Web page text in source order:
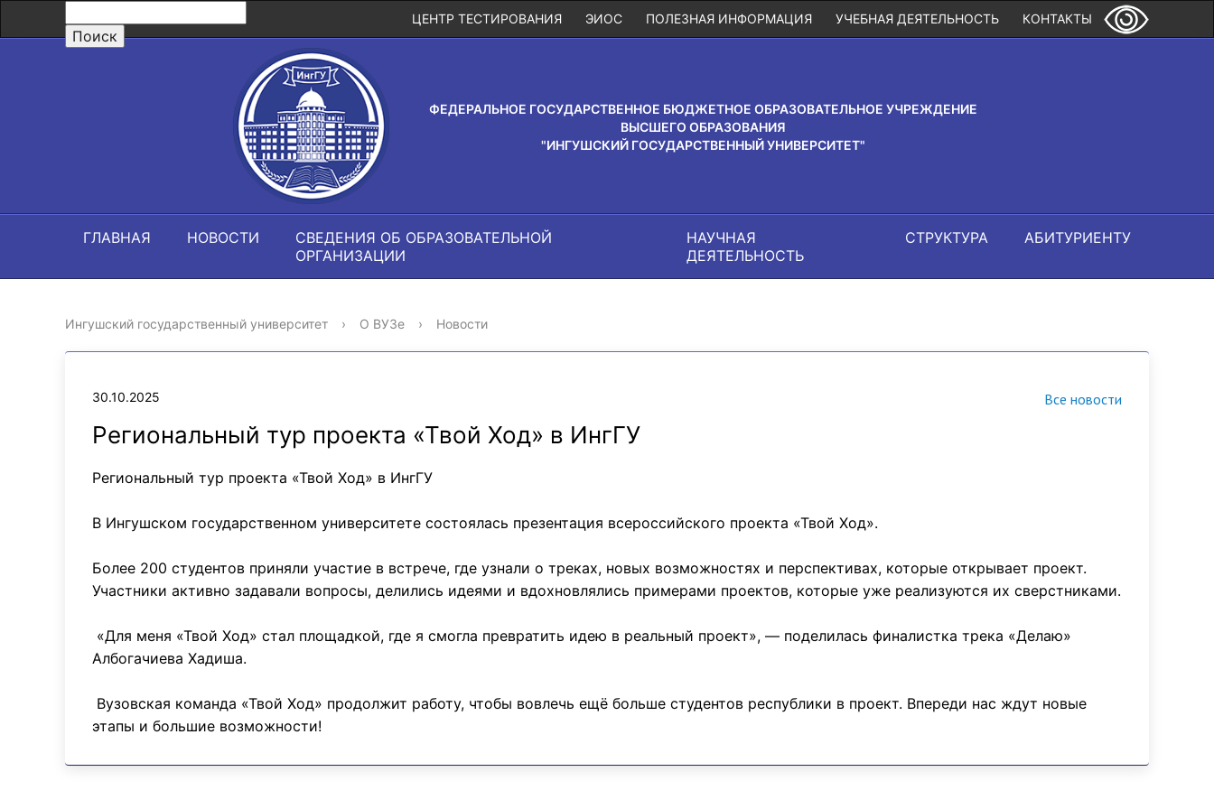
КОНТАКТЫ
УЧЕБНАЯ ДЕЯТЕЛЬНОСТЬ
ПОЛЕЗНАЯ ИНФОРМАЦИЯ
ЭИОС
ЦЕНТР ТЕСТИРОВАНИЯ
ФЕДЕРАЛЬНОЕ ГОСУДАРСТВЕННОЕ БЮДЖЕТНОЕ ОБРАЗОВАТЕЛЬНОЕ УЧРЕЖДЕНИЕ
ВЫСШЕГО ОБРАЗОВАНИЯ
"ИНГУШСКИЙ ГОСУДАРСТВЕННЫЙ УНИВЕРСИТЕТ"
ГЛАВНАЯ НОВОСТИ
СВЕДЕНИЯ ОБ ОБРАЗОВАТЕЛЬНОЙ
ОРГАНИЗАЦИИ
НАУЧНАЯ
ДЕЯТЕЛЬНОСТЬ
СТРУКТУРА АБИТУРИЕНТУ
Ингушский государственный университет › О ВУЗе › Новости
30.10.2025 Все новости
Региональный тур проекта «Твой Ход» в ИнгГУ
Региональный тур проекта «Твой Ход» в ИнгГУ
В Ингушском государственном университете состоялась презентация всероссийского проекта «Твой Ход».
Более 200 студентов приняли участие в встрече, где узнали о треках, новых возможностях и перспективах, которые открывает проект.
Участники активно задавали вопросы, делились идеями и вдохновлялись примерами проектов, которые уже реализуются их сверстниками.
«Для меня «Твой Ход» стал площадкой, где я смогла превратить идею в реальный проект», — поделилась финалистка трека «Делаю»
Албогачиева Хадиша.
Вузовская команда «Твой Ход» продолжит работу, чтобы вовлечь ещё больше студентов республики в проект. Впереди нас ждут новые
этапы и большие возможности!